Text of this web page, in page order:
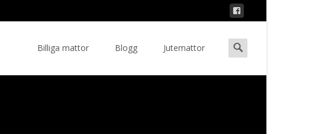
Billiga mattor Blogg Jutemattor
Search
for: